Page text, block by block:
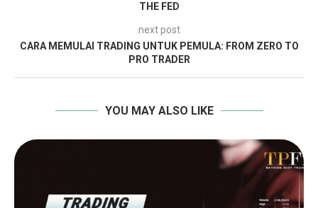
THE FED
next post
CARA MEMULAI TRADING UNTUK PEMULA: FROM ZERO TO
PRO TRADER
YOU MAY ALSO LIKE